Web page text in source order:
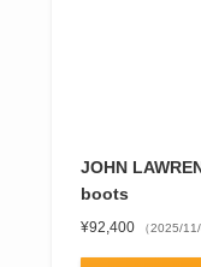
JOHN
boots
¥92,400 （2025/